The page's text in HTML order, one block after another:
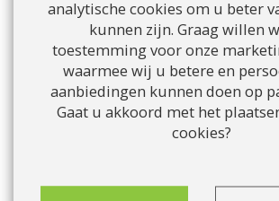
analytische cookies om u beter
kunnen zijn. Graag willen
toestemming voor onze
waarmee wij u betere en
aanbiedingen kunnen doen op
Gaat u akkoord met het
cookies?
GLI - voor bedrijven
Handtherapie
Hart-, vaat- en longrevalidatie
Kinderfysiotherapie
Therapie
Looptraining bij etalage benen